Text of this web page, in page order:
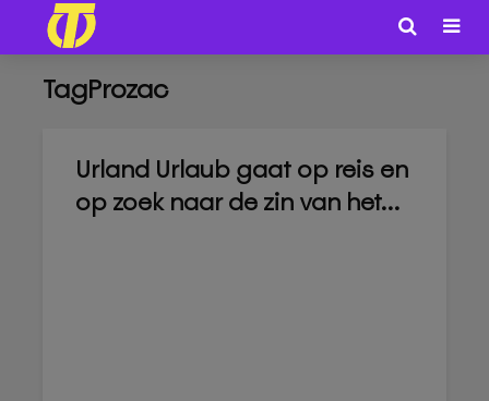
TagProzac
Urland Urlaub gaat op reis en
op zoek naar de zin van het...